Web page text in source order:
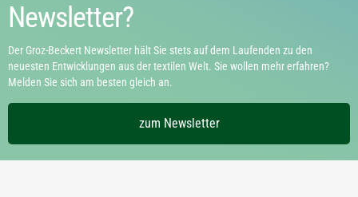
Newsletter?
Der Groz-Beckert Newsletter hält Sie stets auf dem Laufenden zu den
neuesten Entwicklungen aus der textilen Welt. Sie wollen mehr erfahren?
Melden Sie sich am besten gleich an.
zum Newsletter